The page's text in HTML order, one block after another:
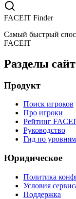
FACEIT Finder
Самый быстрый
FACEIT
Разделы
Продукт
Поиск игроков
Про игроки
Рейтинг
Руководство
Гид по
Юридическое
Политика
Условия
Поддержка